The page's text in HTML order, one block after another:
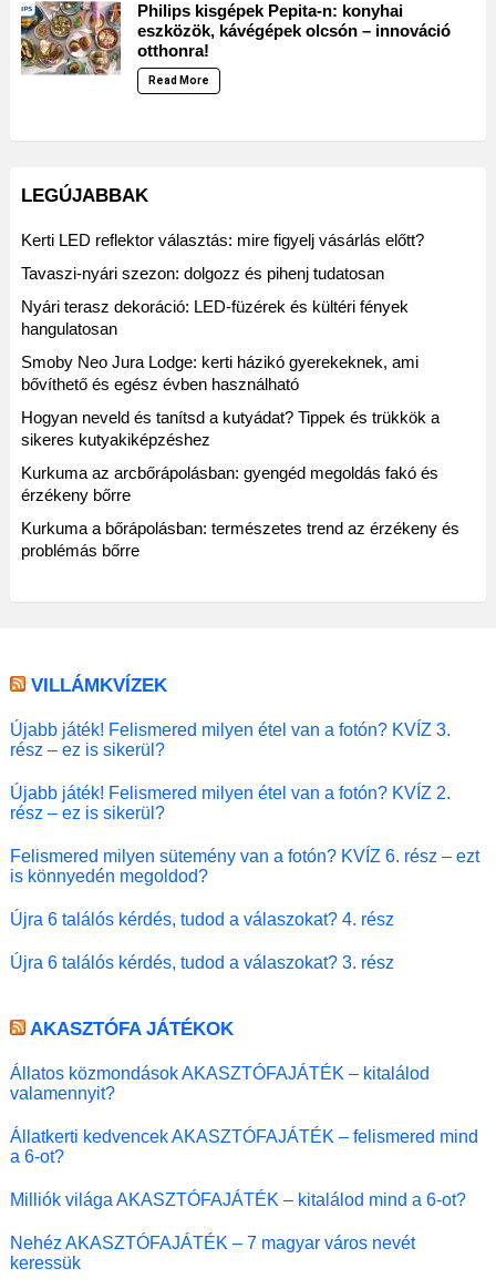
Philips kisgépek Pepita-n: konyhai
eszközök, kávégépek olcsón – innováció
otthonra!
Read More
LEGÚJABBAK
Kerti LED reflektor választás: mire figyelj vásárlás előtt?
Tavaszi-nyári szezon: dolgozz és pihenj tudatosan
Nyári terasz dekoráció: LED-füzérek és kültéri fények
hangulatosan
Smoby Neo Jura Lodge: kerti házikó gyerekeknek, ami
bővíthető és egész évben használható
Hogyan neveld és tanítsd a kutyádat? Tippek és trükkök a
sikeres kutyakiképzéshez
Kurkuma az arcbőrápolásban: gyengéd megoldás fakó és
érzékeny bőrre
Kurkuma a bőrápolásban: természetes trend az érzékeny és
problémás bőrre
VILLÁMKVÍZEK
Újabb játék! Felismered milyen étel van a fotón? KVÍZ 3.
rész – ez is sikerül?
Újabb játék! Felismered milyen étel van a fotón? KVÍZ 2.
rész – ez is sikerül?
Felismered milyen sütemény van a fotón? KVÍZ 6. rész – ezt
is könnyedén megoldod?
Újra 6 találós kérdés, tudod a válaszokat? 4. rész
Újra 6 találós kérdés, tudod a válaszokat? 3. rész
AKASZTÓFA JÁTÉKOK
Állatos közmondások AKASZTÓFAJÁTÉK – kitalálod
valamennyit?
Állatkerti kedvencek AKASZTÓFAJÁTÉK – felismered mind
a 6-ot?
Milliók világa AKASZTÓFAJÁTÉK – kitalálod mind a 6-ot?
Nehéz AKASZTÓFAJÁTÉK – 7 magyar város nevét
keressük